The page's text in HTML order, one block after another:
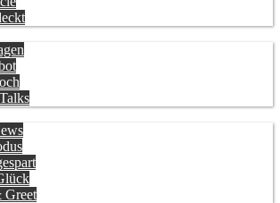
Greet